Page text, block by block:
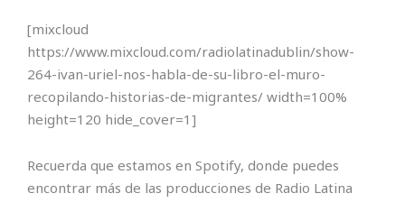
[mixcloud
https://www.mixcloud.com/radiolatinadublin/show-
264-ivan-uriel-nos-habla-de-su-libro-el-muro-
recopilando-historias-de-migrantes/ width=100%
height=120 hide_cover=1]
Recuerda que estamos en Spotify, donde puedes
encontrar más de las producciones de Radio Latina